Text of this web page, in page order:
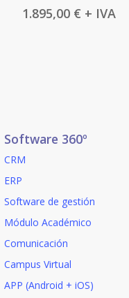
1.895,00 € + IVA
Software 360º
CRM
ERP
Software de gestión
Módulo Académico
Comunicación
Campus Virtual
APP (Android + iOS)